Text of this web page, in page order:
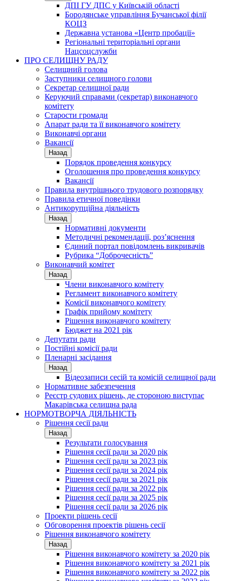
ДПІ ГУ ДПС у Київській області
Бородянське управління Бучанської філії
КОЦЗ
Державна установа «Центр пробації»
Регіональні територіальні органи
Нацсоцслужби
ПРО СЕЛИЩНУ РАДУ
Селищний голова
Заступники селищного голови
Секретар селищної ради
Керуючий справами (секретар) виконавчого
комітету
Старости громади
Апарат ради та її виконавчого комітету
Виконавчі органи
Вакансії
Назад
Порядок проведення конкурсу
Оголошення про проведення конкурсу
Вакансії
Правила внутрішнього трудового розпорядку
Правила етичної поведінки
Антикорупційна діяльність
Назад
Нормативні документи
Методичні рекомендації, роз’яснення
Єдиний портал повідомлень викривачів
Рубрика “Доброчесність”
Виконавчий комітет
Назад
Члени виконавчого комітету
Регламент виконавчого комітету
Комісії виконавчого комітету
Графік прийому комітету
Рішення виконавчого комітету
Бюджет на 2021 рік
Депутати ради
Постійні комісії ради
Пленарні засідання
Назад
Відеозаписи сесій та комісій селищної ради
Нормативне забезпечення
Реєстр судових рішень, де стороною виступає
Макарівська селищна рада
НОРМОТВОРЧА ДІЯЛЬНІСТЬ
Рішення сесії ради
Назад
Результати голосування
Рішення сесії ради за 2020 рік
Рішення сесії ради за 2023 рік
Рішення сесії ради за 2024 рік
Рішення сесії ради за 2021 рік
Рішення сесії ради за 2022 рік
Рішення сесії ради за 2025 рік
Рішення сесії ради за 2026 рік
Проекти рішень сесії
Обговорення проектів рішень сесії
Рішення виконавчого комітету
Назад
Рішення виконавчого комітету за 2020 рік
Рішення виконавчого комітету за 2021 рік
Рішення виконавчого комітету за 2022 рік